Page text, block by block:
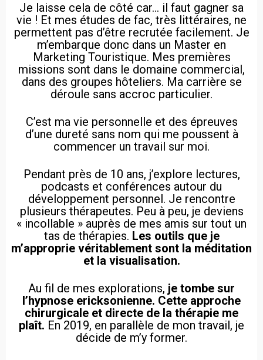
Je laisse cela de côté car… il faut gagner sa
vie ! Et mes études de fac, très littéraires, ne
permettent pas d’être recrutée facilement. Je
m’embarque donc dans un Master en
Marketing Touristique. Mes premières
missions sont dans le domaine commercial,
dans des groupes hôteliers. Ma carrière se
déroule sans accroc particulier.
C’est ma vie personnelle et des épreuves
d’une dureté sans nom qui me poussent à
commencer un travail sur moi.
Pendant près de 10 ans, j’explore lectures,
podcasts et conférences autour du
développement personnel. Je rencontre
plusieurs thérapeutes. Peu à peu, je deviens
« incollable » auprès de mes amis sur tout un
tas de thérapies. Les outils que je
m’approprie véritablement sont la méditation
et la visualisation.
Au fil de mes explorations, je tombe sur
l’hypnose ericksonienne. Cette approche
chirurgicale et directe de la thérapie me
plaît. En 2019, en parallèle de mon travail, je
décide de m’y former.